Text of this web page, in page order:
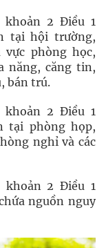
2 Điều 1
tại hội trường,
phòng học,
năng, căng tin,
bán trú.
2 Điều 1
tại phòng họp,
nghỉ và các
2 Điều 1
nguồn nguy